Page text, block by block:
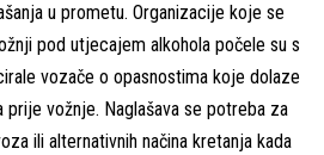
u prometu. Organizacije koje se
pod utjecajem alkohola počele su s
vozače o opasnostima koje dolaze
prije vožnje. Naglašava se potreba za
ili alternativnih načina kretanja kada